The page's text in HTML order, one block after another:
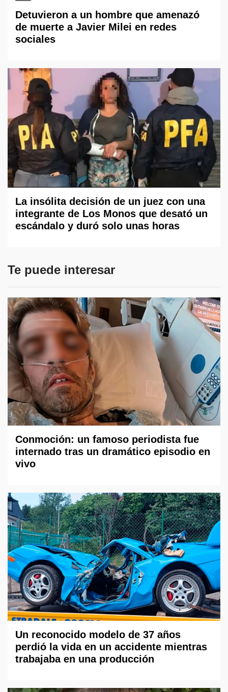
Detuvieron a un hombre que amenazó
de muerte a Javier Milei en redes
sociales
La insólita decisión de un juez con una
integrante de Los Monos que desató un
escándalo y duró solo unas horas
Te puede interesar
Conmoción: un famoso periodista fue
internado tras un dramático episodio en
vivo
Un reconocido modelo de 37 años
perdió la vida en un accidente mientras
trabajaba en una producción